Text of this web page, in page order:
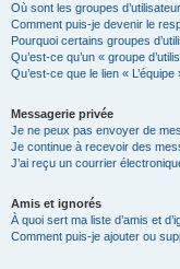
Où sont les groupes
Comment puis-je devenir le
Pourquoi certains groupes
Qu’est-ce qu’un « groupe
Qu’est-ce que le lien « L’équipe
Messagerie privée
Je ne peux pas envoyer de
Je continue à recevoir des
J’ai reçu un courrier
Amis et ignorés
À quoi sert ma liste d’amis et
Comment puis-je ajouter ou